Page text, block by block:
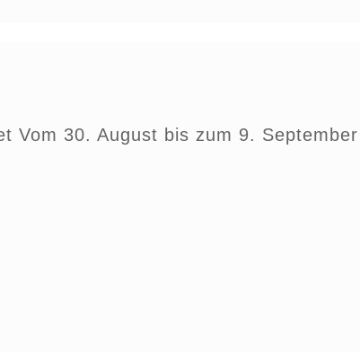
Vom 30. August bis zum 9.